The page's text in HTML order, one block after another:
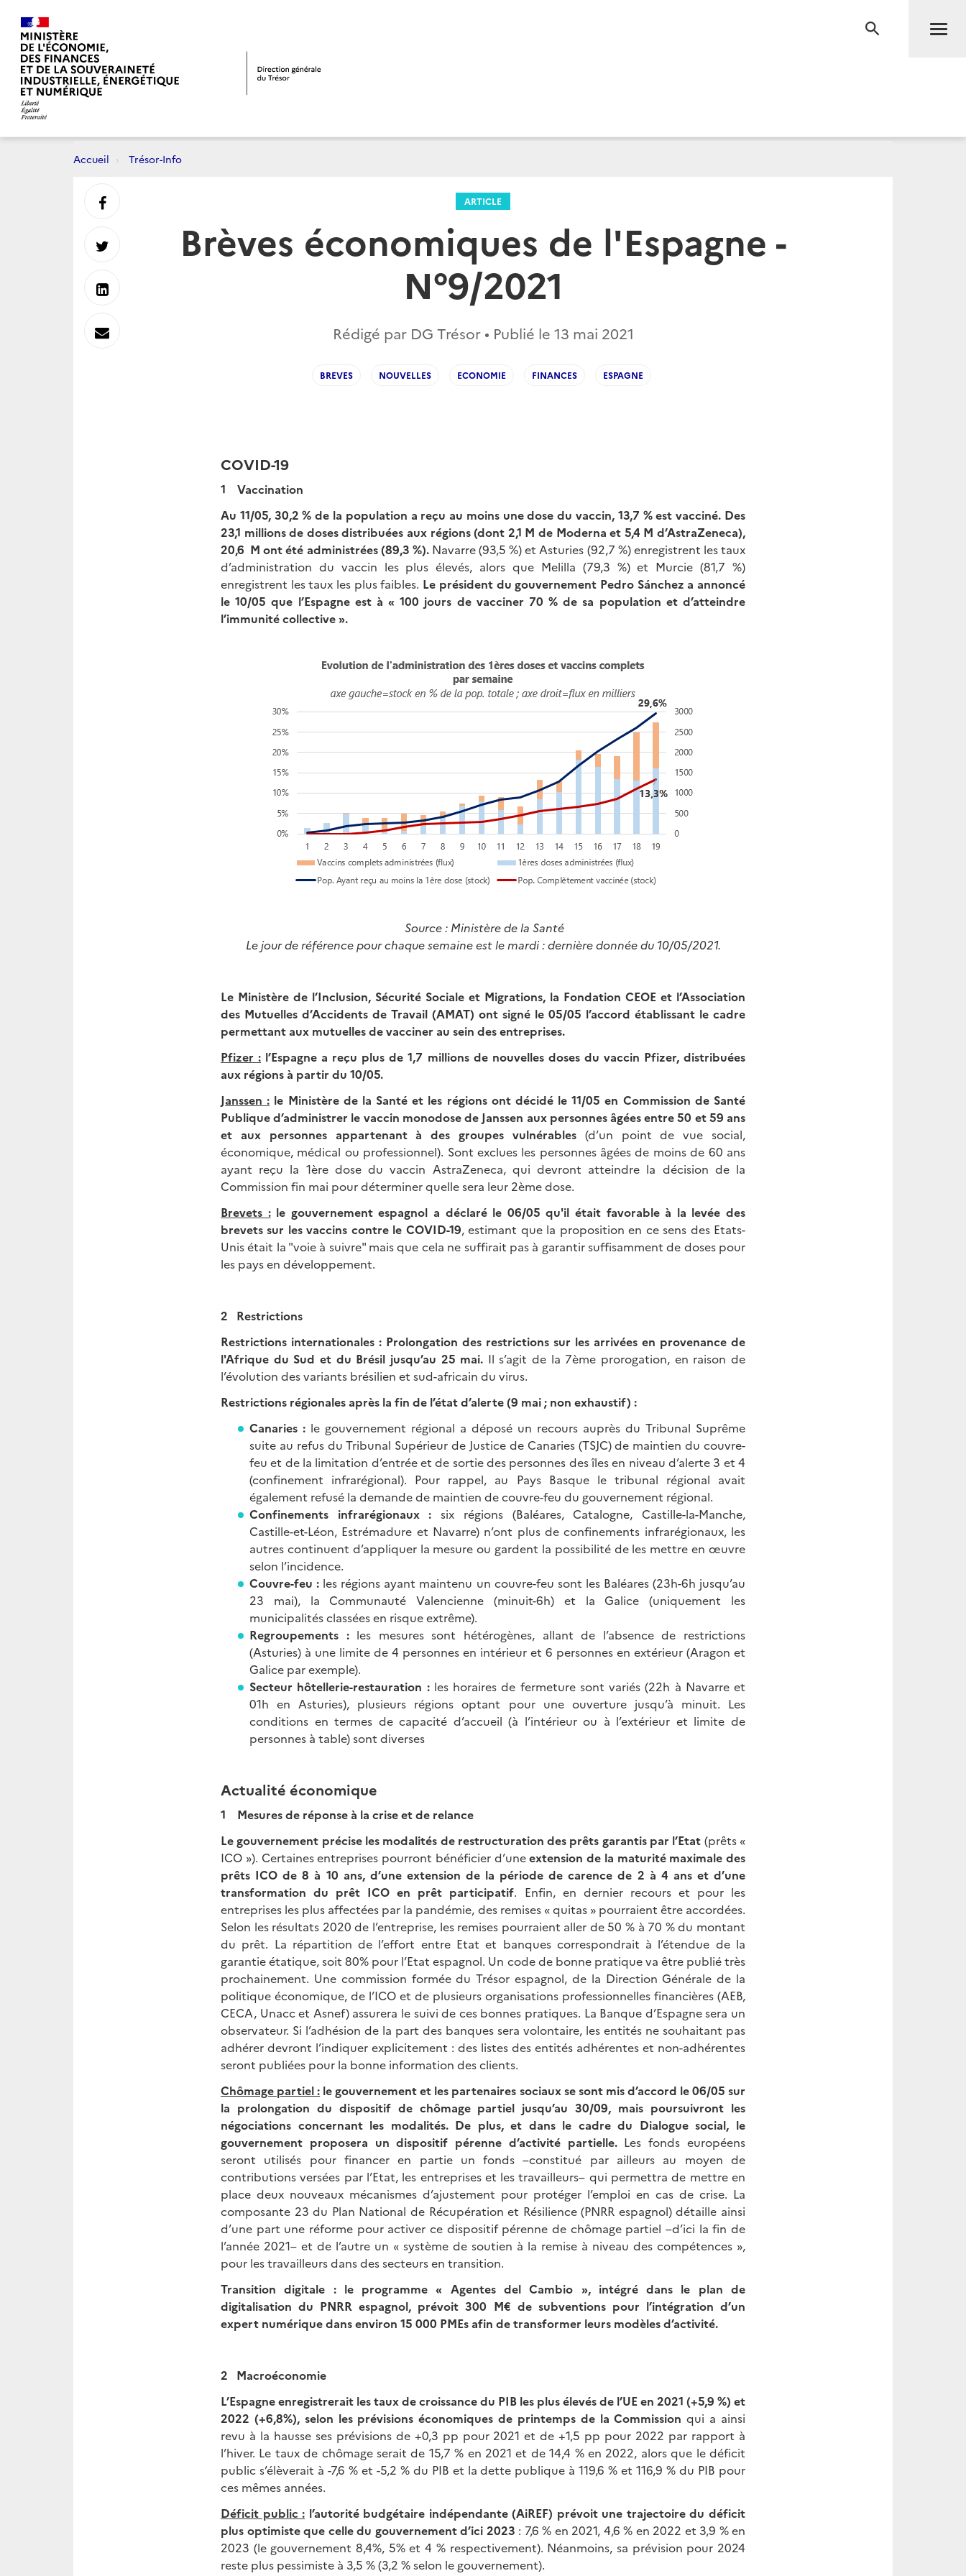
RECHERCHE
Accueil Trésor-Info
ARTICLE
Brèves économiques de l'Espagne -
N°9/2021
Rédigé par DG Trésor • Publié le 13 mai 2021
BREVES NOUVELLES ECONOMIE FINANCES ESPAGNE
COVID-19
1 Vaccination
Au 11/05, 30,2 % de la population a reçu au moins une dose du vaccin, 13,7 % est vacciné. Des
23,1 millions de doses distribuées aux régions (dont 2,1 M de Moderna et 5,4 M d’AstraZeneca),
20,6 M ont été administrées (89,3 %).Navarre (93,5 %) et Asturies (92,7 %) enregistrent les taux
d’administration du vaccin les plus élevés, alors que Melilla (79,3 %) et Murcie (81,7 %)
enregistrent les taux les plus faibles. Le président du gouvernement Pedro Sánchez a annoncé
le 10/05 que l’Espagne est à « 100 jours de vacciner 70 % de sa population et d’atteindre
l’immunité collective ».
Source: Ministère de la Santé
Le jour de référence pour chaque semaine est le mardi : dernière donnée du 10/05/2021.
Le Ministère de l’Inclusion, Sécurité Sociale et Migrations, la Fondation CEOE et l’Association
des Mutuelles d’Accidents de Travail (AMAT) ont signé le 05/05 l’accord établissant le cadre
permettant aux mutuelles de vacciner au sein des entreprises.
Pfizer : l’Espagne a reçu plus de 1,7 millions de nouvelles doses du vaccin Pfizer, distribuées
aux régions à partir du 10/05.
Janssen : le Ministère de la Santé et les régions ont décidé le 11/05 en Commission de Santé
Publique d’administrer le vaccin monodose de Janssen aux personnes âgées entre 50 et 59 ans
et aux personnes appartenant à des groupes vulnérables(d’un point de vue social,
économique, médical ou professionnel). Sont exclues les personnes âgées de moins de 60 ans
ayant reçu la 1ère dose du vaccin AstraZeneca, qui devront atteindre la décision de la
Commission fin mai pour déterminer quelle sera leur 2ème dose.
Brevets :le gouvernement espagnol a déclaré le 06/05 qu'il était favorable à la levée des
brevets sur les vaccins contre le COVID-19, estimant que la proposition en ce sens des Etats-
Unis était la "voie à suivre" mais que cela ne suffirait pas à garantir suffisamment de doses pour
les pays en développement.
2 Restrictions
Restrictions internationales : Prolongation des restrictions sur les arrivées en provenance de
l'Afrique du Sud et du Brésil jusqu’au 25 mai. Il s’agit de la 7ème prorogation, en raison de
l’évolution des variants brésilien et sud-africain du virus.
Restrictions régionales après la fin de l’état d’alerte (9 mai ; non exhaustif) :
Canaries : le gouvernement régional a déposé un recours auprès du Tribunal Suprême
suite au refus du Tribunal Supérieur de Justice de Canaries (TSJC) de maintien du couvre-
feu et de la limitation d’entrée et de sortie des personnes des îles en niveau d’alerte 3 et 4
(confinement infrarégional). Pour rappel, au Pays Basque le tribunal régional avait
également refusé la demande de maintien de couvre-feu du gouvernement régional.
Confinements infrarégionaux : six régions (Baléares, Catalogne, Castille-la-Manche,
Castille-et-Léon, Estrémadure et Navarre) n’ont plus de confinements infrarégionaux, les
autres continuent d’appliquer la mesure ou gardent la possibilité de les mettre en œuvre
selon l’incidence.
Couvre-feu : les régions ayant maintenu un couvre-feu sont les Baléares (23h-6h jusqu’au
23 mai), la Communauté Valencienne (minuit-6h) et la Galice (uniquement les
municipalités classées en risque extrême).
Regroupements :les mesures sont hétérogènes, allant de l’absence de restrictions
(Asturies) à une limite de 4 personnes en intérieur et 6 personnes en extérieur (Aragon et
Galice par exemple).
Secteur hôtellerie-restauration :les horaires de fermeture sont variés (22h à Navarre et
01h en Asturies), plusieurs régions optant pour une ouverture jusqu’à minuit. Les
conditions en termes de capacité d’accueil (à l’intérieur ou à l’extérieur et limite de
personnes à table) sont diverses
Actualité économique
1 Mesures de réponse à la crise et de relance
Le gouvernement précise les modalités de restructuration des prêts garantis par l’Etat (prêts «
ICO »). Certaines entreprises pourront bénéficier d’uneextension de la maturité maximale des
prêts ICO de 8 à 10 ans, d’une extension de la période de carence de 2 à 4 ans et d’une
transformation du prêt ICO en prêt participatif. Enfin, en dernier recours et pour les
entreprises les plus affectées par la pandémie, des remises « quitas » pourraient être accordées.
Selon les résultats 2020 de l’entreprise, les remises pourraient aller de 50 % à 70 % du montant
du prêt. La répartition de l’effort entre Etat et banques correspondrait à l’étendue de la
garantie étatique, soit 80% pour l’Etat espagnol. Un code de bonne pratique va être publié très
prochainement. Une commission formée du Trésor espagnol, de la Direction Générale de la
politique économique, de l’ICO et de plusieurs organisations professionnelles financières (AEB,
CECA, Unacc et Asnef) assurera le suivi de ces bonnes pratiques. La Banque d’Espagne sera un
observateur. Si l’adhésion de la part des banques sera volontaire, les entités ne souhaitant pas
adhérer devront l’indiquer explicitement : des listes des entités adhérentes et non-adhérentes
seront publiées pour la bonne information des clients.
Chômage partiel : le gouvernement et les partenaires sociaux se sont mis d’accord le 06/05 sur
la prolongation du dispositif de chômage partiel jusqu’au 30/09, mais poursuivront les
négociations concernant les modalités. De plus, et dans le cadre du Dialogue social, le
gouvernement proposera un dispositif pérenne d’activité partielle.Les fonds européens
seront utilisés pour financer en partie un fonds –constitué par ailleurs au moyen de
contributions versées par l’Etat, les entreprises et les travailleurs– qui permettra de mettre en
place deux nouveaux mécanismes d’ajustement pour protéger l’emploi en cas de crise. La
composante 23 du Plan National de Récupération et Résilience (PNRR espagnol) détaille ainsi
d’une part une réforme pour activer ce dispositif pérenne de chômage partiel –d’ici la fin de
l’année 2021– et de l’autre un « système de soutien à la remise à niveau des compétences »,
pour les travailleurs dans des secteurs en transition.
Transition digitale : le programme « Agentes del Cambio », intégré dans le plan de
digitalisation du PNRR espagnol, prévoit 300 M€ de subventions pour l’intégration d’un
expert numérique dans environ 15 000 PMEs afin de transformer leurs modèles d’activité.
2 Macroéconomie
L’Espagne enregistrerait les taux de croissance du PIB les plus élevés de l’UE en 2021 (+5,9 %) et
2022 (+6,8%), selon les prévisions économiques de printemps de la Commission qui a ainsi
revu à la hausse ses prévisions de +0,3 pp pour 2021 et de +1,5 pp pour 2022 par rapport à
l’hiver. Le taux de chômage serait de 15,7 % en 2021 et de 14,4 % en 2022, alors que le déficit
public s’élèverait à -7,6 % et -5,2 % du PIB et la dette publique à 119,6 % et 116,9 % du PIB pour
ces mêmes années.
Déficit public : l’autorité budgétaire indépendante (AiREF) prévoit une trajectoire du déficit
plus optimiste que celle du gouvernement d’ici 2023 : 7,6 % en 2021, 4,6 % en 2022 et 3,9 % en
2023 (le gouvernement 8,4%, 5% et 4 % respectivement). Néanmoins, sa prévision pour 2024
reste plus pessimiste à 3,5 % (3,2 % selon le gouvernement).
Partager
sur
Partager
sur
Partager
sur
Envoyer